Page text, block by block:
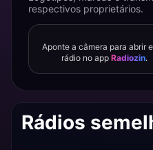
respectivos proprietários.
Aponte a câmera para abrir
rádio no app Radiozin.
Rádios